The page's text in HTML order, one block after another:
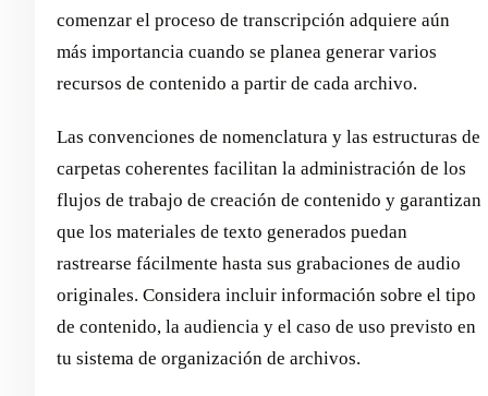
comenzar el proceso de transcripción adquiere aún
más importancia cuando se planea generar varios
recursos de contenido a partir de cada archivo.
Las convenciones de nomenclatura y las estructuras de
carpetas coherentes facilitan la administración de los
flujos de trabajo de creación de contenido y garantizan
que los materiales de texto generados puedan
rastrearse fácilmente hasta sus grabaciones de audio
originales. Considera incluir información sobre el tipo
de contenido, la audiencia y el caso de uso previsto en
tu sistema de organización de archivos.